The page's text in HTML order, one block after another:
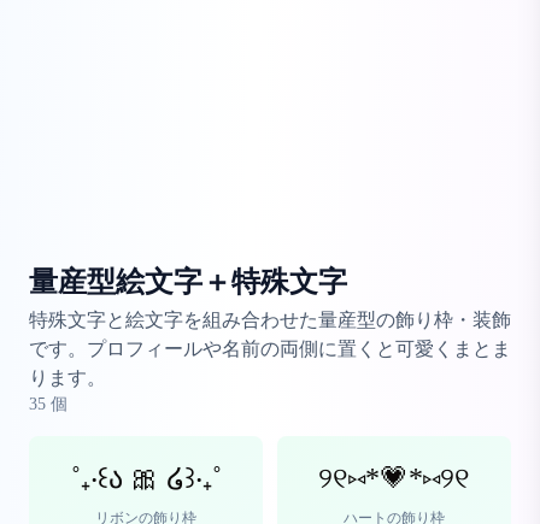
量産型絵文字＋特殊文字
特殊文字と絵文字を組み合わせた量産型の飾り枠・装飾
です。プロフィールや名前の両側に置くと可愛くまとま
ります。
35 個
˚₊‧꒰ა 🎀 ໒꒱‧₊˚
リボンの飾り枠
୨୧⑅*💗*⑅୨୧
ハートの飾り枠